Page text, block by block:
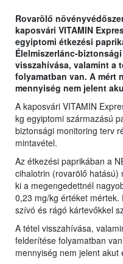
Rovarölő
kaposvári VITAMIN
egyiptomi étkezési
Élelmiszerlánc-
visszahívása, valamint a
folyamatban van. A mért
mennyiség nem jelent
A kaposvári VITAMIN
kg egyiptomi származású
biztonsági monitoring terv
mintavétel.
Az étkezési paprikában a
cihalotrin (rovarölő hatású)
ki a megengedettnél
0,23 mg/kg értéket
szívó és rágó kártevőkkel
A tétel visszahívása,
felderítése folyamatban
mennyiség nem jelent akut